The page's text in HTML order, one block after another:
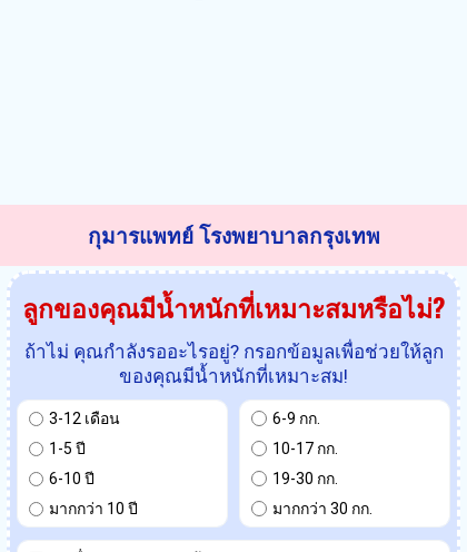
กุมารแพทย์ โรงพยาบาลกรุงเทพ
ลูกของคุณมีน้ำหนักที่เหมาะสมหรือไม่?
ถ้าไม่ คุณกำลังรออะไรอยู่? กรอกข้อมูลเพื่อช่วยให้ลูก
ของคุณมีน้ำหนักที่เหมาะสม!
3-12 เดือน
1-5 ปี
6-10 ปี
มากกว่า 10 ปี
6-9 กก.
10-17 กก.
19-30 กก.
มากกว่า 30 กก.